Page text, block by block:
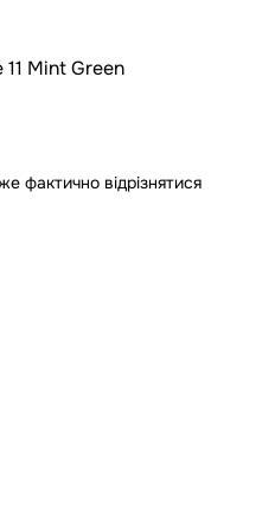
Mint Green
фактично відрізнятися